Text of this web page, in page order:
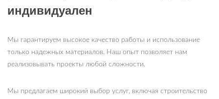
индивидуален
Мы гарантируем высокое качество работы и использование
только надежных материалов. Наш опыт позволяет нам
реализовывать проекты любой сложности.
Мы предлагаем широкий выбор услуг, включая строительство